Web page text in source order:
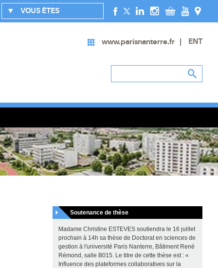
VOUS ÊTES
www.parisnanterre.fr ENT
Soutenance de thèse
Madame Christine ESTEVES soutiendra le 16 juillet
prochain à 14h sa thèse de Doctorat en sciences de
gestion à l'université Paris Nanterre, Bâtiment René
Rémond, salle B015. Le titre de cette thèse est : «
Influence des plateformes collaboratives sur la